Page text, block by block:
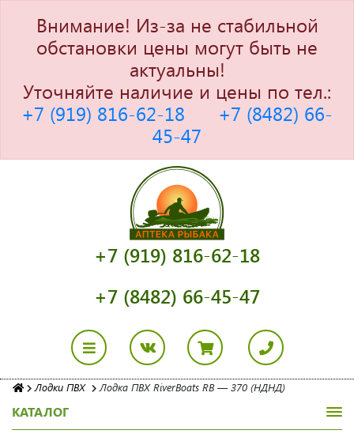
Внимание! Из-за не стабильной
обстановки цены могут быть не
актуальны!
Уточняйте наличие и цены по тел.:
+7 (919) 816-62-18
+7 (8482) 66-
45-47
+7 (919) 816-62-18
+7 (8482) 66-45-47
Лодки ПВХ Лодка ПВХ RiverBoats RB — 370 (НДНД)
КАТАЛОГ